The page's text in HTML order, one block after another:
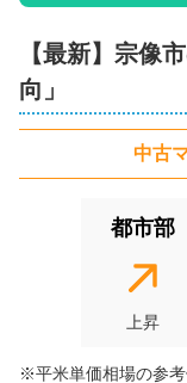
400万円
階数:4階
入江不動産株式会
1,400
ロフティ赤間駅
【最新】 宗像市
向」
中古
都市部
上昇
※平米単価相場の参